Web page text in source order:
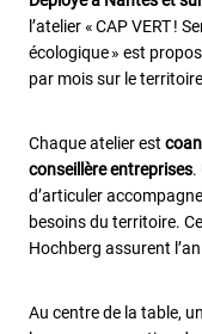
l’atelier « CAP VERT !
écologique » est
par mois sur le
Chaque atelier est
conseillère entreprises.
d’articuler
besoins du territoire.
Hochberg assurent
Au centre de la table,